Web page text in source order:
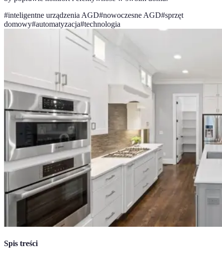
#inteligentne urządzenia AGD#nowoczesne AGD#sprzęt
domowy#automatyzacja#technologia
Spis treści